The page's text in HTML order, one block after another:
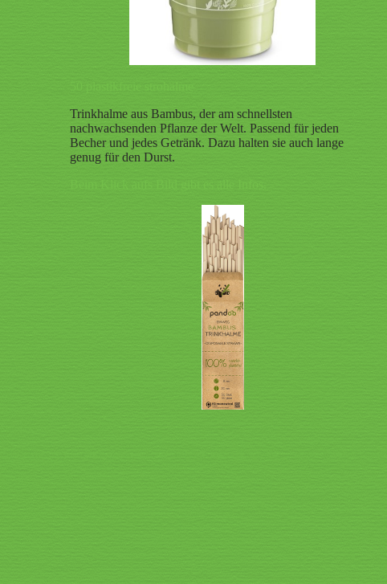
Trinkhalme aus Bambus, der am schnellsten
nachwachsenden Pflanze der Welt. Passend für jeden
Becher und jedes Getränk. Dazu halten sie auch lange
genug für den Durst.